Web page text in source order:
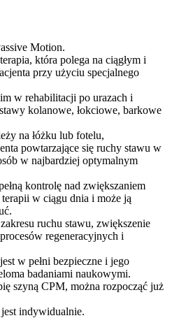
Motion.
która polega na ciągłym i
przy użyciu specjalnego
w rehabilitacji po urazach i
kolanowe, łokciowe, barkowe
na łóżku lub fotelu,
powtarzające się ruchy stawu w
w najbardziej optymalnym
kontrolę nad zwiększaniem
w ciągu dnia i może ją
ruchu stawu, zwiększenie
regeneracyjnych i
w pełni bezpieczne i jego
badaniami naukowymi.
szyną CPM, można rozpocząć już
indywidualnie.